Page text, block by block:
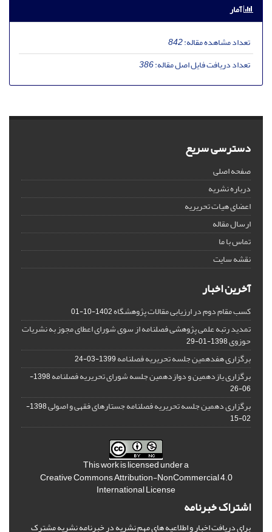
آمار
تعداد مشاهده مقاله:842
تعداد دریافت فایل اصل مقاله:386
دسترسی سریع
صفحه اصلی
درباره نشریه
اعضای هیات تحریریه
ارسال مقاله
تماس با ما
نقشه سایت
آخرین اخبار
کسب مقام دوم در ارزیابی مقالات پژوهشگاه1402-10-01
تمدید رتبه علمی پژوهشی فصلنامه از سوی شورای اعطای مجوز به نشریات
حوزوی1398-01-29
برگزاری هفدهمین جلسه تحریریه فصلنامه1399-03-24
برگزاری یازدهمین و دوازدهمین جلسه شورای تحریریه فصلنامه
1398-
06-26
برگزاری دهمین جلسه تحریریه فصلنامه جستارهای فقهی و اصولی
1398-
02-15
This work is licensed under a
Creative Commons Attribution-NonCommercial 4.0
International License
اشتراک خبرنامه
برای دریافت اخبار و اطلاعیه های مهم نشریه در خبرنامه نشریه مشترک